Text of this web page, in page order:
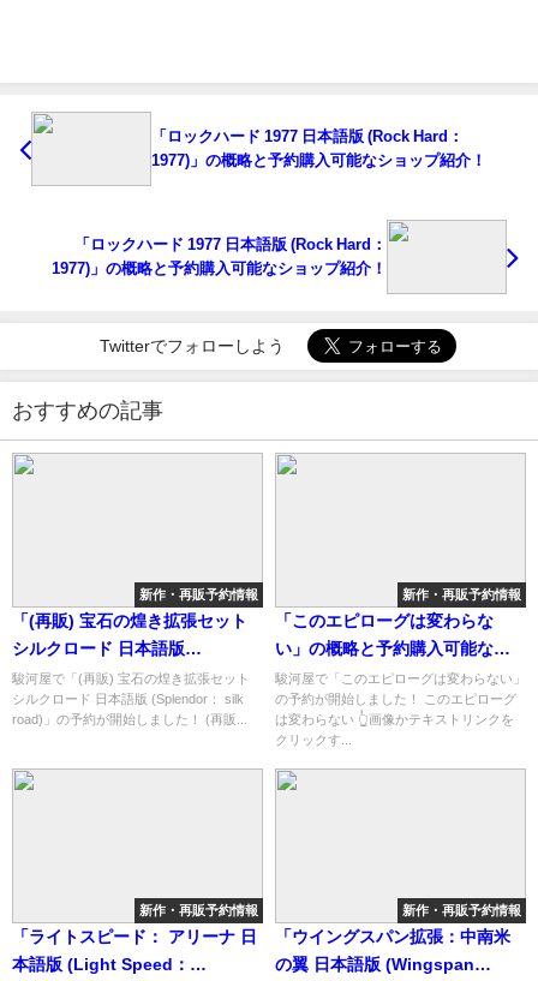
「ロックハード 1977 日本語版 (Rock Hard：
1977)」の概略と予約購入可能なショップ紹介！
「ロックハード 1977 日本語版 (Rock Hard：
1977)」の概略と予約購入可能なショップ紹介！
Twitterでフォローしよう
おすすめの記事
新作・再販予約情報
「(再販) 宝石の煌き拡張セット
シルクロード 日本語版
(Splendor： silk road)」の概略
と予約購入可能なショップ紹
介！
駿河屋で「(再販) 宝石の煌き拡張セット
シルクロード 日本語版 (Splendor： silk
road)」の予約が開始しました！ (再販...
新作・再販予約情報
「このエピローグは変わらな
い」の概略と予約購入可能なシ
ョップ紹介！
駿河屋で「このエピローグは変わらない」
の予約が開始しました！ このエピローグ
は変わらない 👆画像かテキストリンクを
クリックす...
新作・再販予約情報
「ライトスピード： アリーナ 日
本語版 (Light Speed：
新作・再販予約情報
「ウイングスパン拡張：中南米
の翼 日本語版 (Wingspan